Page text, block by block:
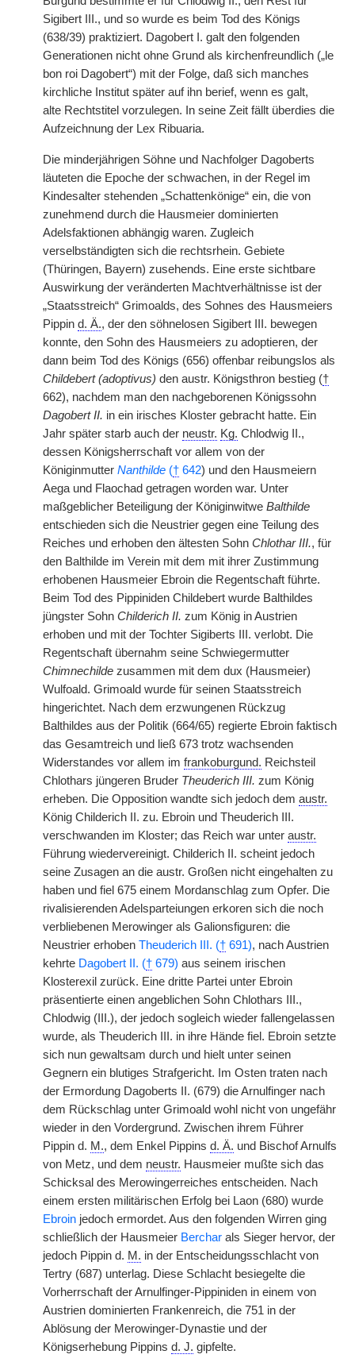
Sigibert III., und so wurde es beim Tod des Königs
(638/39) praktiziert. Dagobert I. galt den folgenden
Generationen nicht ohne Grund als kirchenfreundlich („le
bon roi Dagobert“) mit der Folge, daß sich manches
kirchliche Institut später auf ihn berief, wenn es galt,
alte Rechtstitel vorzulegen. In seine Zeit fällt überdies die
Aufzeichnung der Lex Ribuaria.
Die minderjährigen Söhne und Nachfolger Dagoberts
läuteten die Epoche der schwachen, in der Regel im
Kindesalter stehenden „Schattenkönige“ ein, die von
zunehmend durch die Hausmeier dominierten
Adelsfaktionen abhängig waren. Zugleich
verselbständigten sich die rechtsrhein. Gebiete
(Thüringen, Bayern) zusehends. Eine erste sichtbare
Auswirkung der veränderten Machtverhältnisse ist der
„Staatsstreich“ Grimoalds, des Sohnes des Hausmeiers
Pippin d. Ä., der den söhnelosen Sigibert III. bewegen
konnte, den Sohn des Hausmeiers zu adoptieren, der
dann beim Tod des Königs (656) offenbar reibungslos als
Childebert (adoptivus) den austr. Königsthron bestieg (†
662), nachdem man den nachgeborenen Königssohn
Dagobert II. in ein irisches Kloster gebracht hatte. Ein
Jahr später starb auch der neustr. Kg. Chlodwig II.,
dessen Königsherrschaft vor allem von der
Königinmutter Nanthilde († 642) und den Hausmeiern
Aega und Flaochad getragen worden war. Unter
maßgeblicher Beteiligung der Königinwitwe Balthilde
entschieden sich die Neustrier gegen eine Teilung des
Reiches und erhoben den ältesten Sohn Chlothar III., für
den Balthilde im Verein mit dem mit ihrer Zustimmung
erhobenen Hausmeier Ebroin die Regentschaft führte.
Beim Tod des Pippiniden Childebert wurde Balthildes
jüngster Sohn Childerich II. zum König in Austrien
erhoben und mit der Tochter Sigiberts III. verlobt. Die
Regentschaft übernahm seine Schwiegermutter
Chimnechilde zusammen mit dem dux (Hausmeier)
Wulfoald. Grimoald wurde für seinen Staatsstreich
hingerichtet. Nach dem erzwungenen Rückzug
Balthildes aus der Politik (664/65) regierte Ebroin faktisch
das Gesamtreich und ließ 673 trotz wachsenden
Widerstandes vor allem im frankoburgund. Reichsteil
Chlothars jüngeren Bruder Theuderich III. zum König
erheben. Die Opposition wandte sich jedoch dem austr.
König Childerich II. zu. Ebroin und Theuderich III.
verschwanden im Kloster; das Reich war unter austr.
Führung wiedervereinigt. Childerich II. scheint jedoch
seine Zusagen an die austr. Großen nicht eingehalten zu
haben und fiel 675 einem Mordanschlag zum Opfer. Die
rivalisierenden Adelsparteiungen erkoren sich die noch
verbliebenen Merowinger als Galionsfiguren: die
Neustrier erhoben Theuderich III. († 691), nach Austrien
kehrte Dagobert II. († 679) aus seinem irischen
Klosterexil zurück. Eine dritte Partei unter Ebroin
präsentierte einen angeblichen Sohn Chlothars III.,
Chlodwig (III.), der jedoch sogleich wieder fallengelassen
wurde, als Theuderich III. in ihre Hände fiel. Ebroin setzte
sich nun gewaltsam durch und hielt unter seinen
Gegnern ein blutiges Strafgericht. Im Osten traten nach
der Ermordung Dagoberts II. (679) die Arnulfinger nach
dem Rückschlag unter Grimoald wohl nicht von ungefähr
wieder in den Vordergrund. Zwischen ihrem Führer
Pippin d. M., dem Enkel Pippins d. Ä. und Bischof Arnulfs
von Metz, und dem neustr. Hausmeier mußte sich das
Schicksal des Merowingerreiches entscheiden. Nach
einem ersten militärischen Erfolg bei Laon (680) wurde
Ebroin jedoch ermordet. Aus den folgenden Wirren ging
schließlich der Hausmeier Berchar als Sieger hervor, der
jedoch Pippin d. M. in der Entscheidungsschlacht von
Tertry (687) unterlag. Diese Schlacht besiegelte die
Vorherrschaft der Arnulfinger-Pippiniden in einem von
Austrien dominierten Frankenreich, die 751 in der
Ablösung der Merowinger-Dynastie und der
Königserhebung Pippins d. J. gipfelte.